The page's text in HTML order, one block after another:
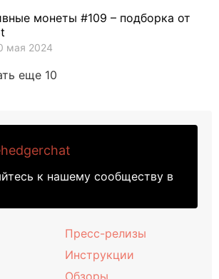
монеты #109 – подборка от
мая 2024
еще 10
к нашему сообществу в
Пресс-релизы
Инструкции
Обзоры